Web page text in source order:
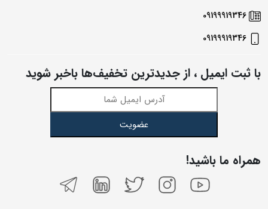
09199919346
09199919346
با ثبت ایمیل ، از جدید‌ترین تخفیف‌ها با‌خبر شوید
عضویت
همراه ما باشید!